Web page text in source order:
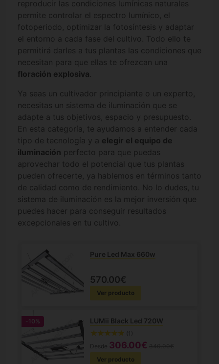
reproducir las condiciones lumínicas naturales
permite controlar el espectro lumínico, el
fotoperiodo, optimizar la fotosíntesis y adaptar
el entorno a cada fase del cultivo. Todo ello te
permitirá darles a tus plantas las condiciones que
necesitan para que ellas te ofrezcan una
floración explosiva
Ya seas un cultivador principiante o un experto,
necesitas un sistema de iluminación que se
adapte a tus objetivos, espacio y presupuesto.
En esta categoría, te ayudamos a entender cada
tipo de tecnología y a elegir el equipo de
iluminación perfecto para que puedas
aprovechar todo el potencial que tus plantas
pueden ofrecerte, ya hablemos en términos tanto
de calidad como de rendimiento. No lo dudes, tu
sistema de iluminación es la mejor inversión que
puedes hacer para conseguir resultados
excepcionales en tu cultivo.
Pure Led Max 660w
570.00€
Ver producto
-10% LUMii Black Led 720W
(1)
Desde 306.00€
Ver producto